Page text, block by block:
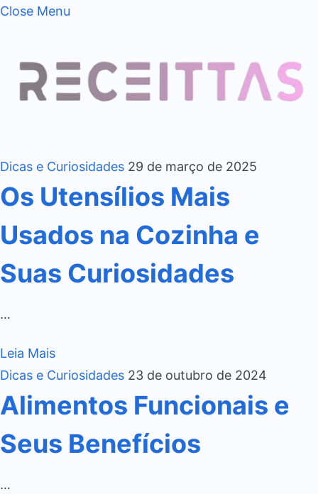
Close Menu
Dicas e Curiosidades 29 de março de 2025
Os Utensílios Mais
Usados na Cozinha e
Suas Curiosidades
…
Leia Mais
Dicas e Curiosidades 23 de outubro de 2024
Alimentos Funcionais e
Seus Benefícios
…